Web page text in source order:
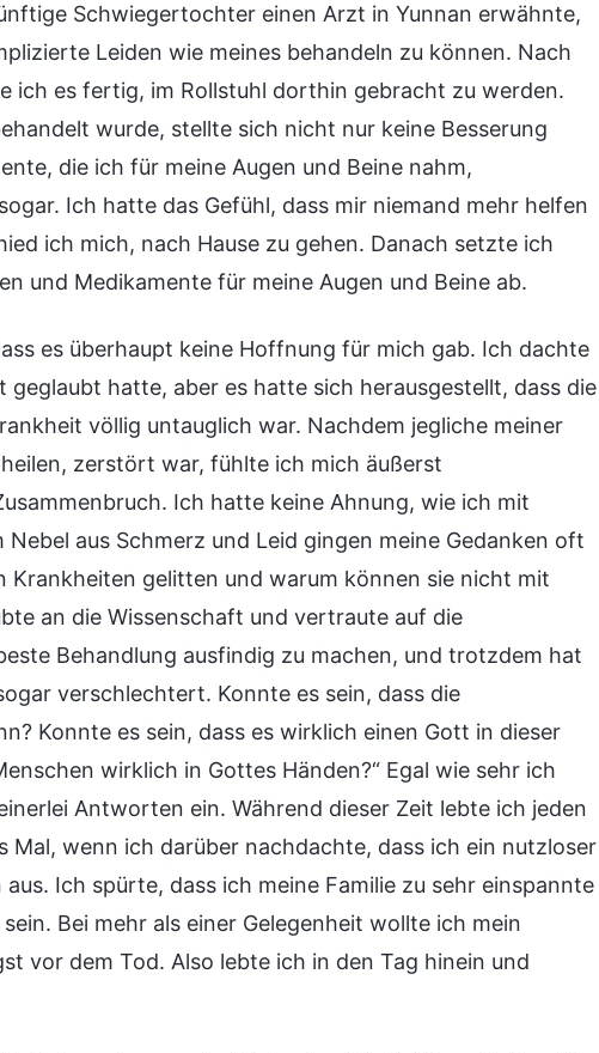
Schwiegertochter einen Arzt in Yunnan erwähnte,
Leiden wie meines behandeln zu können. Nach
ich es fertig, im Rollstuhl dorthin gebracht zu werden.
wurde, stellte sich nicht nur keine Besserung
die ich für meine Augen und Beine nahm,
Ich hatte das Gefühl, dass mir niemand mehr helfen
ich mich, nach Hause zu gehen. Danach setzte ich
und Medikamente für meine Augen und Beine ab.
es überhaupt keine Hoffnung für mich gab. Ich dachte
hatte, aber es hatte sich herausgestellt, dass die
völlig untauglich war. Nachdem jegliche meiner
zerstört war, fühlte ich mich äußerst
Ich hatte keine Ahnung, wie ich mit
aus Schmerz und Leid gingen meine Gedanken oft
Krankheiten gelitten und warum können sie nicht mit
an die Wissenschaft und vertraute auf die
Behandlung ausfindig zu machen, und trotzdem hat
verschlechtert. Konnte es sein, dass die
Konnte es sein, dass es wirklich einen Gott in dieser
wirklich in Gottes Händen?“ Egal wie sehr ich
Antworten ein. Während dieser Zeit lebte ich jeden
Mal, wenn ich darüber nachdachte, dass ich ein nutzloser
Ich spürte, dass ich meine Familie zu sehr einspannte
Bei mehr als einer Gelegenheit wollte ich mein
vor dem Tod. Also lebte ich in den Tag hinein und